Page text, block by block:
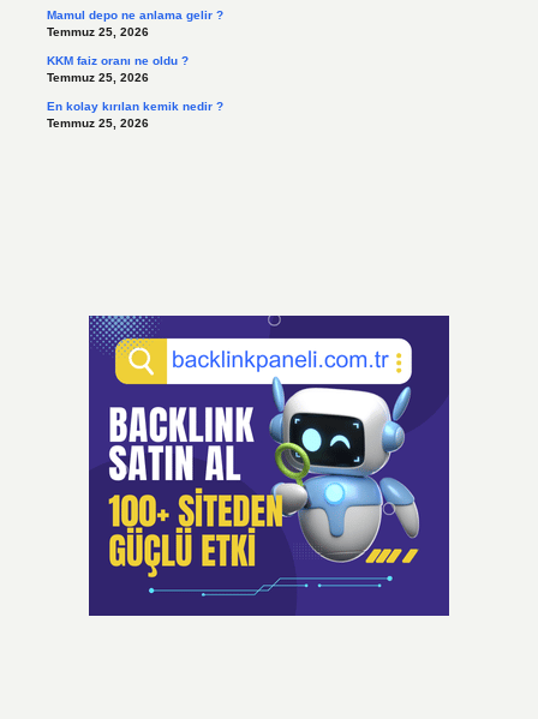
Mamul depo ne anlama gelir ?
Temmuz 25, 2026
KKM faiz oranı ne oldu ?
Temmuz 25, 2026
En kolay kırılan kemik nedir ?
Temmuz 25, 2026